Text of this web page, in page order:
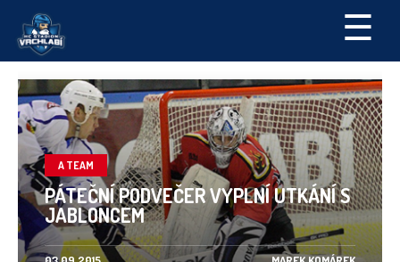
☰
A TEAM
PÁTEČNÍ PODVEČER VYPLNÍ UTKÁNÍ S
JABLONCEM